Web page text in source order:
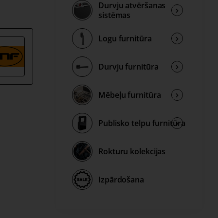
asis
mm.
Durvju atvēršanas
sistēmas
Logu furnitūra
Durvju furnitūra
Mēbeļu furnitūra
Publisko telpu furnitūra
Rokturu kolekcijas
Izpārdošana